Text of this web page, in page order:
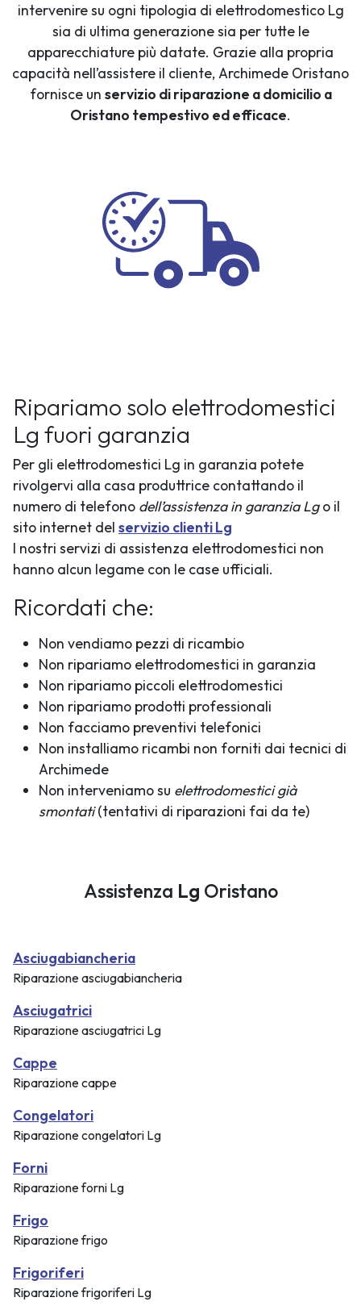
intervenire su ogni tipologia di elettrodomestico Lg
sia di ultima generazione sia per tutte le
apparecchiature più datate. Grazie alla propria
capacità nell’assistere il cliente, Archimede Oristano
fornisce un servizio di riparazione a domicilio a
Oristano tempestivo ed efficace.
Ripariamo solo elettrodomestici
Lg fuori garanzia
Per gli elettrodomestici Lg in garanzia potete
rivolgervi alla casa produttrice contattando il
numero di telefono dell’assistenza in garanzia Lgo il
sito internet del servizio clienti Lg
I nostri servizi di assistenza elettrodomestici non
hanno alcun legame con le case ufficiali.
Ricordati che:
Non vendiamo pezzi di ricambio
Non ripariamo elettrodomestici in garanzia
Non ripariamo piccoli elettrodomestici
Non ripariamo prodotti professionali
Non facciamo preventivi telefonici
Non installiamo ricambi non forniti dai tecnici di
Archimede
Non interveniamo su elettrodomestici già
smontati(tentativi di riparazioni fai da te)
Assistenza Lg Oristano
Asciugabiancheria
Riparazione asciugabiancheria
Asciugatrici
Riparazione asciugatrici Lg
Cappe
Riparazione cappe
Congelatori
Riparazione congelatori Lg
Forni
Riparazione forni Lg
Frigo
Riparazione frigo
Frigoriferi
Riparazione frigoriferi Lg